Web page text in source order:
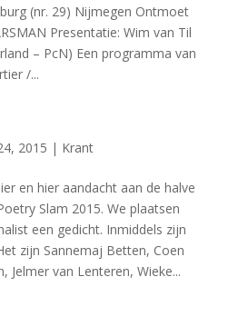
(nr. 29) Nijmegen Ontmoet
Presentatie: Wim van Til
– PcN) Een programma van
/...
2015 | Krant
en hier aandacht aan de halve
Slam 2015. We plaatsen
een gedicht. Inmiddels zijn
zijn Sannemaj Betten, Coen
Jelmer van Lenteren, Wieke...